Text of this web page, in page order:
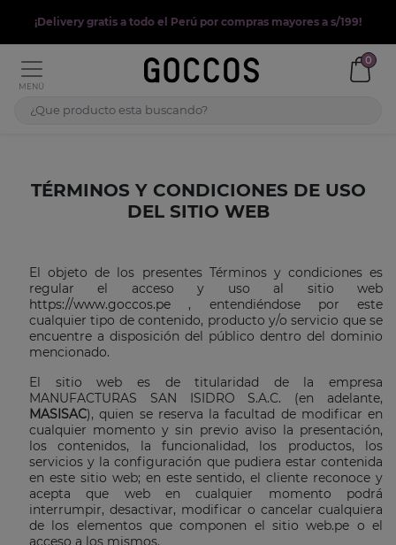
¡Delivery gratis a todo el Perú por compras mayores a s/199!
MENÚ
0
TÉRMINOS Y CONDICIONES DE USO
DEL SITIO WEB
El objeto de los presentes Términos y condiciones es
regular el acceso y uso al sitio web
https://www.goccos.pe , entendiéndose por este
cualquier tipo de contenido, producto y/o servicio que se
encuentre a disposición del público dentro del dominio
mencionado.
El sitio web es de titularidad de la empresa
MANUFACTURAS SAN ISIDRO S.A.C. (en adelante,
MASISAC), quien se reserva la facultad de modificar en
cualquier momento y sin previo aviso la presentación,
los contenidos, la funcionalidad, los productos, los
servicios y la configuración que pudiera estar contenida
en este sitio web; en este sentido, el cliente reconoce y
acepta que web en cualquier momento podrá
interrumpir, desactivar, modificar o cancelar cualquiera
de los elementos que componen el sitio web.pe o el
acceso a los mismos.